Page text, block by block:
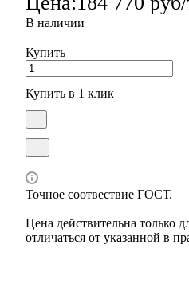
В наличии
Купить
Купить в 1 клик
Точное соотвествие ГОСТ.
Цена действительна только
отличаться от указанной в